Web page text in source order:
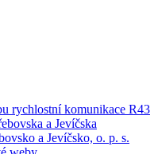
rychlostní komunikace R43
a Jevíčska
a Jevíčsko, o. p. s.